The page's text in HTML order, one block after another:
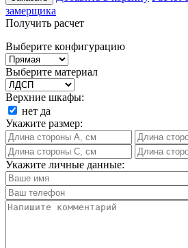
замерщика
Получить расчет
Выберите конфигурацию
Выберите материал
Верхние шкафы:
нет да
Укажите размер:
Укажите личные данные: